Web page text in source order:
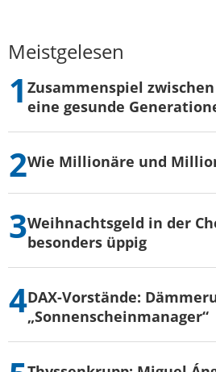
Meistgelesen
Zusammenspiel
eine gesunde
Wie Millionäre und
Weihnachtsgeld in der
besonders üppig
DAX-Vorstände:
„Sonnenscheinmanager“